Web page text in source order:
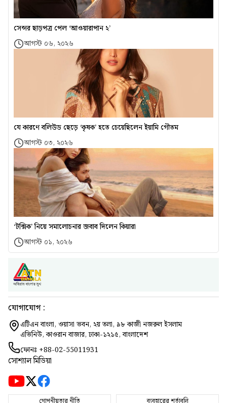
সেন্সর ছাড়পত্র পেল ‘আওয়ারাপান ২’
আগস্ট ০৬, ২০২৬
যে কারণে বলিউড ছেড়ে ‘কৃষক’ হতে চেয়েছিলেন ইয়ামি গৌতম
আগস্ট ০৩, ২০২৬
‘টক্সিক’ নিয়ে সমালোচনার জবাব দিলেন কিয়ারা
আগস্ট ০১, ২০২৬
যোগাযোগ :
এটিএন বাংলা, ওয়াসা ভবন, ২য় তলা, ৯৮ কাজী নজরুল ইসলাম
এভিনিউ, কাওরান বাজার, ঢাকা-১২১৫, বাংলাদেশ
ফোনঃ +88-02-55011931
সোশ্যাল মিডিয়া